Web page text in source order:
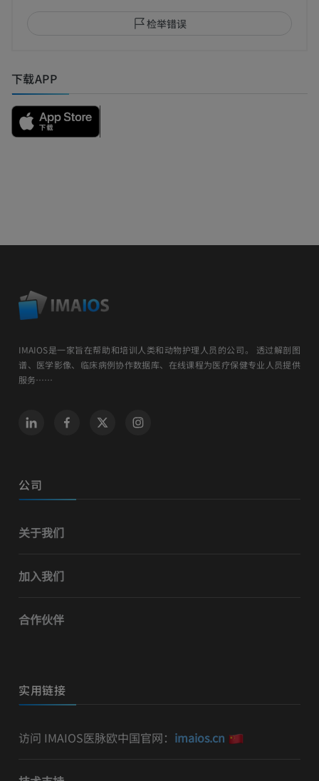
检举错误
下载APP
IMAIOS是一家旨在帮助和培训人类和动物护理人员的公司。 透过解剖图
谱、医学影像、临床病例协作数据库、在线课程为医疗保健专业人员提供
服务……
公司
关于我们
加入我们
合作伙伴
实用链接
访问 IMAIOS医脉欧中国官网： imaios.cn